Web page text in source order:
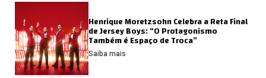
Henrique Moretzsohn Celebra a Reta Final
de Jersey Boys: “O Protagonismo
Também é Espaço de Troca”
Saiba mais